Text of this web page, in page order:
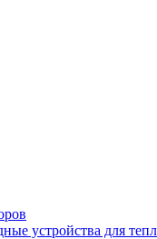
устройства для